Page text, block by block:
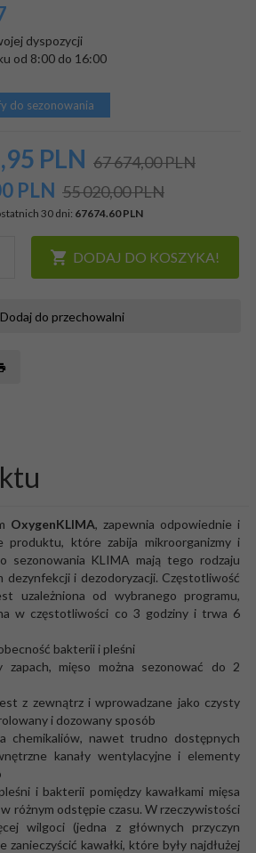
dyspozycji
od 8:00 do 16:00
do sezonowania
95 PLN 67 674,00 PLN
PLN 55 020,00 PLN
30 dni: 67674.60 PLN
DODAJ DO KOSZYKA!
Dodaj do przechowalni
OxygenKLIMA, zapewnia odpowiednie i
produktu, które zabija mikroorganizmy i
sezonowania KLIMA mają tego rodzaju
dezynfekcji i dezodoryzacji. Częstotliwość
uzależniona od wybranego programu,
w częstotliwości co 3 godziny i trwa 6
bakterii i pleśni
zapach, mięso można sezonować do 2
z zewnątrz i wprowadzane jako czysty
i dozowany sposób
chemikaliów, nawet trudno dostępnych
kanały wentylacyjne i elementy
i bakterii pomiędzy kawałkami mięsa
różnym odstępie czasu. W rzeczywistości
wilgoci (jedna z głównych przyczyn
kawałki, które były najdłużej